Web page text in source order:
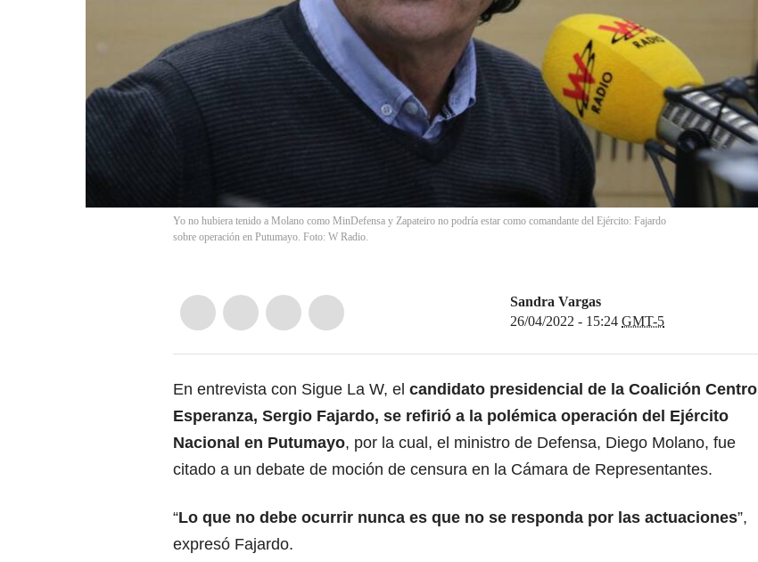
Yo no hubiera tenido a Molano como MinDefensa y Zapateiro no podría estar como comandante del Ejército: Fajardo
sobre operación en Putumayo. Foto: W Radio.
Sandra Vargas
26/04/2022 - 15:24 GMT-5
En entrevista con Sigue La W, el candidato presidencial de la Coalición Centro
Esperanza, Sergio Fajardo, se refirió a la polémica operación del Ejército
Nacional en Putumayo, por la cual, el ministro de Defensa, Diego Molano, fue
citado a un debate de moción de censura en la Cámara de Representantes.
“Lo que no debe ocurrir nunca es que no se responda por las actuaciones”,
expresó Fajardo.